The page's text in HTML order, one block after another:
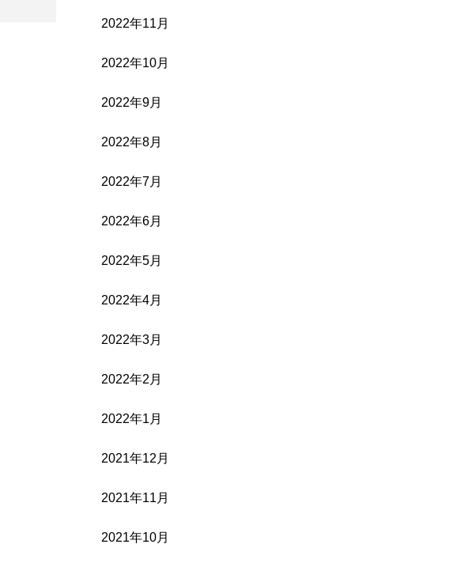
2022年11月
2022年10月
2022年9月
2022年8月
2022年7月
2022年6月
2022年5月
2022年4月
2022年3月
2022年2月
2022年1月
2021年12月
2021年11月
2021年10月